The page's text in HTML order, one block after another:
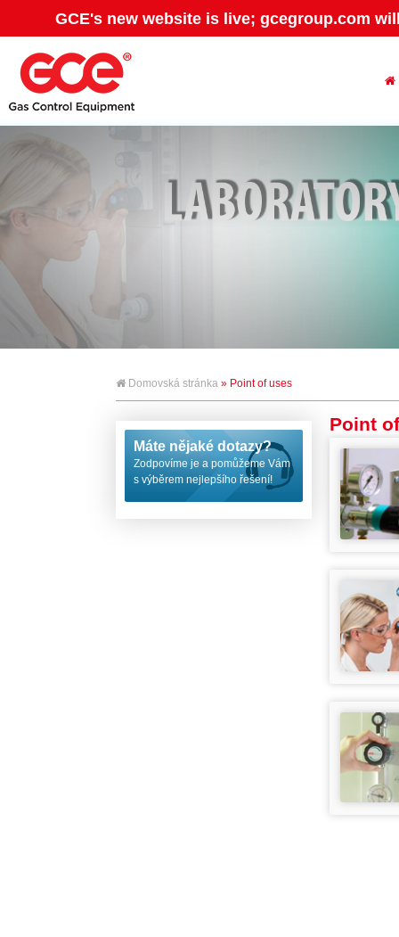
GCE's new website is live; gcegroup.com
Domovská stránka » Point of uses
Máte nějaké dotazy?
Zodpovíme je a pomůžeme Vám
s výběrem nejlepšího řešení!
Point